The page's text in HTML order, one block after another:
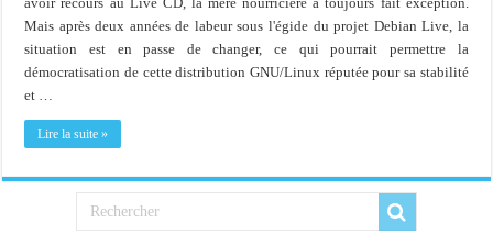
Memento - Centos revenir en arrière après un yum update
Importer du contenu XML dans une table SQL serveur
OnlyOffice, une solution CRM/Gestion documents et plus encore...
Mais après deux années de labeur sous l'égide du projet Debian Live, la
situation est en passe de changer, ce qui pourrait permettre la
démocratisation de cette distribution GNU/Linux réputée pour sa stabilité
et …
Lire la suite »